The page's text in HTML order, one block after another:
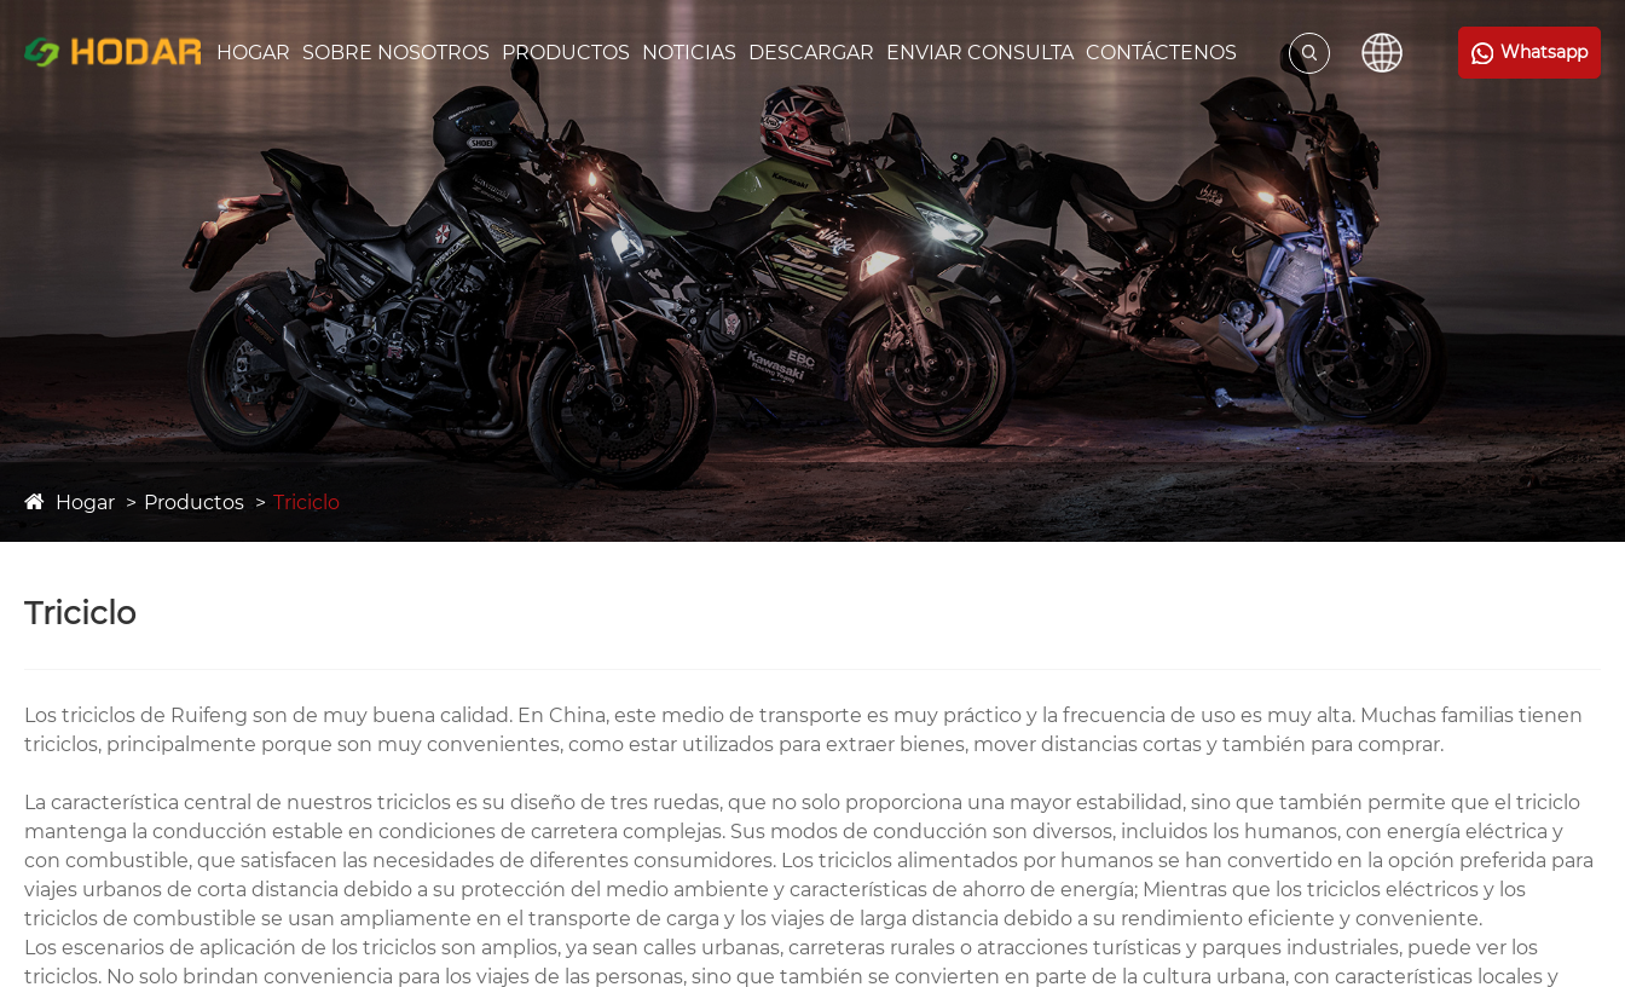
HOGAR SOBRE NOSOTROS PRODUCTOS NOTICIAS DESCARGAR ENVIAR CONSULTA CONTÁCTENOS Whatsapp
Hogar Productos Triciclo
Triciclo
Los triciclos de Ruifeng son de muy buena calidad. En China, este medio de transporte es muy práctico y la frecuencia de uso es muy alta. Muchas familias tienen
triciclos, principalmente porque son muy convenientes, como estar utilizados para extraer bienes, mover distancias cortas y también para comprar.
La característica central de nuestros triciclos es su diseño de tres ruedas, que no solo proporciona una mayor estabilidad, sino que también permite que el triciclo
mantenga la conducción estable en condiciones de carretera complejas. Sus modos de conducción son diversos, incluidos los humanos, con energía eléctrica y
con combustible, que satisfacen las necesidades de diferentes consumidores. Los triciclos alimentados por humanos se han convertido en la opción preferida para
viajes urbanos de corta distancia debido a su protección del medio ambiente y características de ahorro de energía; Mientras que los triciclos eléctricos y los
triciclos de combustible se usan ampliamente en el transporte de carga y los viajes de larga distancia debido a su rendimiento eficiente y conveniente.
Los escenarios de aplicación de los triciclos son amplios, ya sean calles urbanas, carreteras rurales o atracciones turísticas y parques industriales, puede ver los
triciclos. No solo brindan conveniencia para los viajes de las personas, sino que también se convierten en parte de la cultura urbana, con características locales y